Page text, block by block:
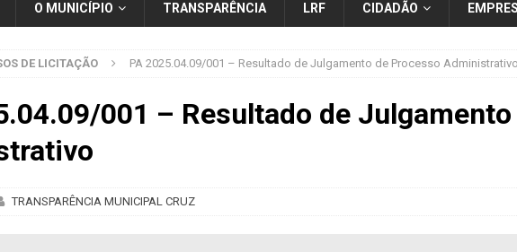
O MUNICÍPIO TRANSPARÊNCIA LRF CIDADÃO
DE LICITAÇÃO PA 2025.04.09/001 – Resultado de Julgamento de Processo Administrativo
001 – Resultado de
TRANSPARÊNCIA MUNICIPAL CRUZ